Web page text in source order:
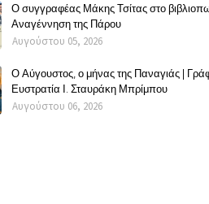
Ο συγγραφέας Μάκης Τσίτας στο
Αναγέννηση της Πάρου
Αυγούστου 05, 2026
Ο Αύγουστος, ο μήνας της Παναγιάς |
Ευστρατία Ι. Σταυράκη Μπρίμπου
Αυγούστου 06, 2026